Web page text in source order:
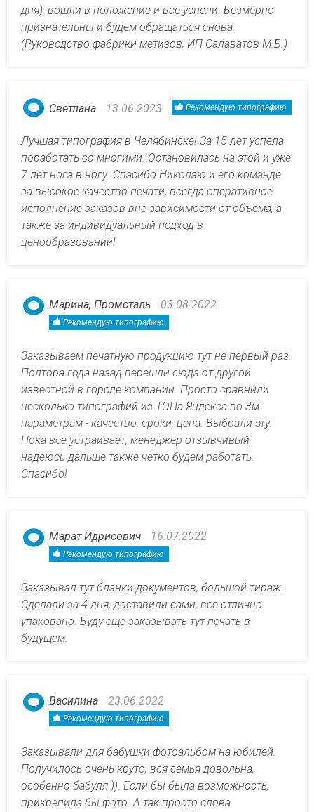
дня), вошли в положение и все успели. Безмерно
признательны и будем обращаться снова.
(Руководство фабрики метизов, ИП Салаватов М.Б.)
Светлана 13.06.2023 Рекомендую типографию
Лучшая типография в Челябинске! За 15 лет успела
поработать со многими. Остановилась на этой и уже
7 лет нога в ногу. Спасибо Николаю и его команде
за высокое качество печати, всегда оперативное
исполнение заказов вне зависимости от объема, а
также за индивидуальный подход в
ценообразовании!
Марина, Промсталь 03.08.2022
Рекомендую типографию
Заказываем печатную продукцию тут не первый раз.
Полтора года назад перешли сюда от другой
известной в городе компании. Просто сравнили
несколько типографий из ТОПа Яндекса по 3м
параметрам - качество, сроки, цена. Выбрали эту.
Пока все устраивает, менеджер отзывчивый,
надеюсь дальше также четко будем работать.
Спасибо!
Марат Идрисович 16.07.2022
Рекомендую типографию
Заказывал тут бланки документов, большой тираж.
Сделали за 4 дня, доставили сами, все отлично
упаковано. Буду еще заказывать тут печать в
будущем.
Василина 23.06.2022
Рекомендую типографию
Заказывали для бабушки фотоальбом на юбилей.
Получилось очень круто, вся семья довольна,
особенно бабуля )). Если бы была возможность,
прикрепила бы фото. А так просто слова